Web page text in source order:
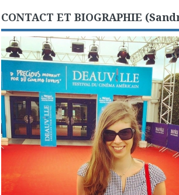
CONTACT ET BIOGRAPHIE